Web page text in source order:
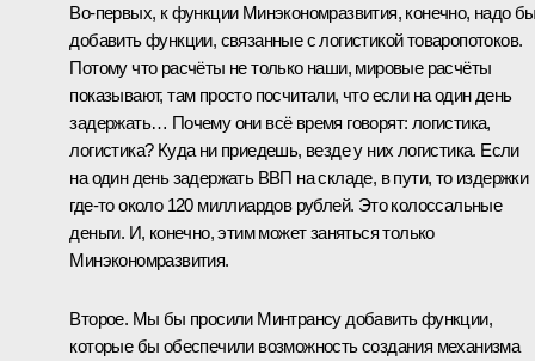
Во‑первых, к функции Минэкономразвития, конечно, надо
добавить функции, связанные с логистикой товаропотоков.
Потому что расчёты не только наши, мировые расчёты
показывают, там просто посчитали, что если на один день
задержать… Почему они всё время говорят: логистика,
логистика? Куда ни приедешь, везде у них логистика. Если
на один день задержать ВВП на складе, в пути, то издержки
где‑то около 120 миллиардов рублей. Это колоссальные
деньги. И, конечно, этим может заняться только
Минэкономразвития.
Второе. Мы бы просили Минтрансу добавить функции,
которые бы обеспечили возможность создания механизма